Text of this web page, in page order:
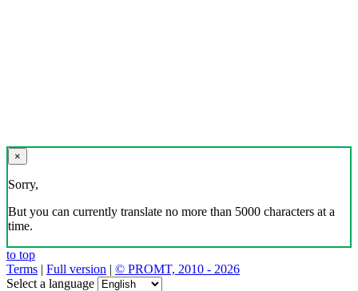
×
Sorry,
But you can currently translate no more than 5000 characters at a
time.
to top
Terms | Full version | © PROMT, 2010 - 2026
Select a language